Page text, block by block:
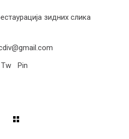
зидних слика
Tw Pin